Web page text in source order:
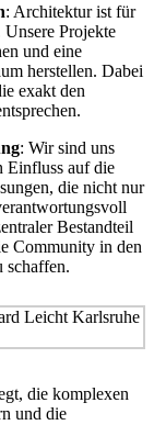
: Architektur ist für
Projekte
und eine
herstellen. Dabei
exakt den
: Wir sind uns
Einfluss auf die
die nicht nur
Bestandteil
Community in den
schaffen.
die komplexen
und die